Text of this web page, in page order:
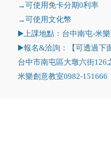
→可使用免卡分期0利率
→可使用文化幣
▶️上課地點：台中南屯-米
▶️報名&洽詢：【可透過下
台中市南屯區大墩六街126
米樂創意教室0982-151666